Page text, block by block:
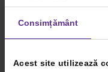
Consimțământ
Acest site utilizează